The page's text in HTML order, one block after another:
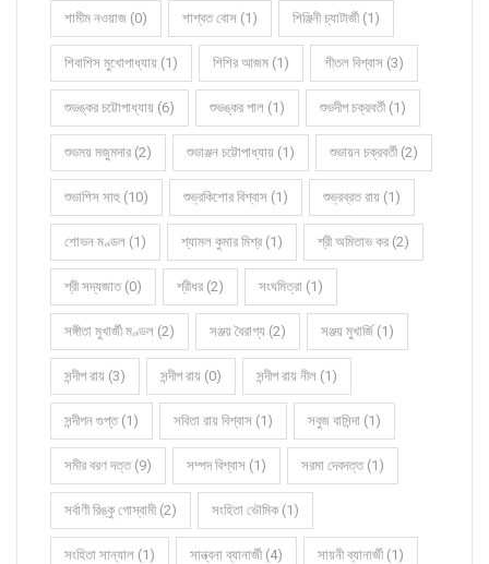
শামীম নওয়াজ (0) শাশ্বত বোস (1) শিঞ্জিনী চ্যাটার্জী (1)
শিবাশিস মুখোপাধ্যায় (1) শিশির আজম (1) শীতল বিশ্বাস (3)
শুভঙ্কর চট্টোপাধ্যায় (6) শুভঙ্কর পাল (1) শুভদীপ চক্রবর্তী (1)
শুভময় মজুমদার (2) শুভাঞ্জন চট্টোপাধ্যায় (1) শুভায়ন চক্রবর্তী (2)
শুভাশিস সাহু (10) শুভ্রকিশোর বিশ্বাস (1) শুভ্রব্রত রায় (1)
শোভন মণ্ডল (1) শ্যামল কুমার মিশ্র (1) শ্রী অমিতাভ কর (2)
শ্রী সদ্যজাত (0) শ্রীধর (2) সংঘমিত্রা (1)
সঙ্গীতা মুখার্জী মণ্ডল (2) সঞ্জয় বৈরাগ্য (2) সঞ্জয় মুখার্জি (1)
সন্দীপ রায় (3) সন্দীপ রায় (0) সন্দীপ রায় নীল (1)
সন্দীপন গুপ্ত (1) সবিতা রায় বিশ্বাস (1) সবুজ বাসিন্দা (1)
সমীর বরণ দত্ত (9) সম্পদ বিশ্বাস (1) সরমা দেবদত্ত (1)
সর্বাণী রিঙ্কু গোস্বামী (2) সংহিতা ভৌমিক (1)
সংহিতা সান্যাল (1) সান্ত্বনা ব্যানার্জী (4) সায়নী ব্যানার্জী (1)